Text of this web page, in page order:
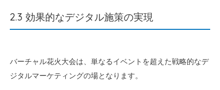
2.3 効果的なデジタル施策の実現
バーチャル花火大会は、単なるイベントを超えた戦略的なデ
ジタルマーケティングの場となります。